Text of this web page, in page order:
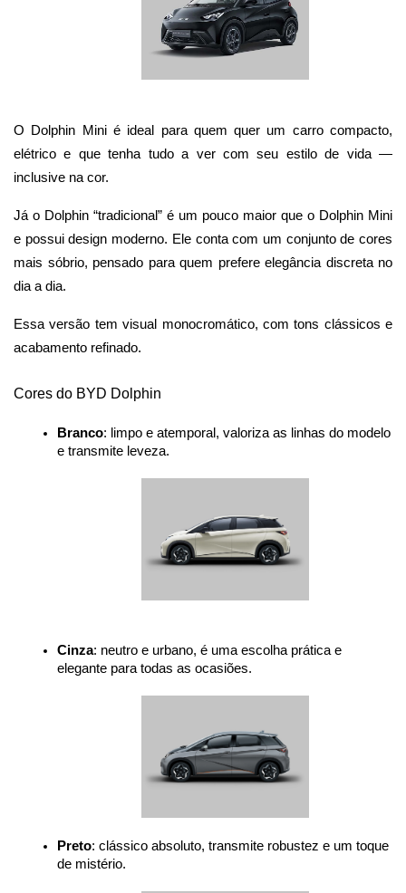
O Dolphin Mini é ideal para quem quer um carro compacto,
elétrico e que tenha tudo a ver com seu estilo de vida —
inclusive na cor.
Já o Dolphin “tradicional” é um pouco maior que o Dolphin Mini
e possui design moderno. Ele conta com um conjunto de cores
mais sóbrio, pensado para quem prefere elegância discreta no
dia a dia.
Essa versão tem visual monocromático, com tons clássicos e
acabamento refinado.
Cores do BYD Dolphin
Branco: limpo e atemporal, valoriza as linhas do modelo
e transmite leveza.
Cinza: neutro e urbano, é uma escolha prática e
elegante para todas as ocasiões.
Preto: clássico absoluto, transmite robustez e um toque
de mistério.